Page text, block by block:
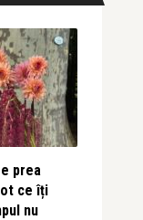
prea
ce îți
nu